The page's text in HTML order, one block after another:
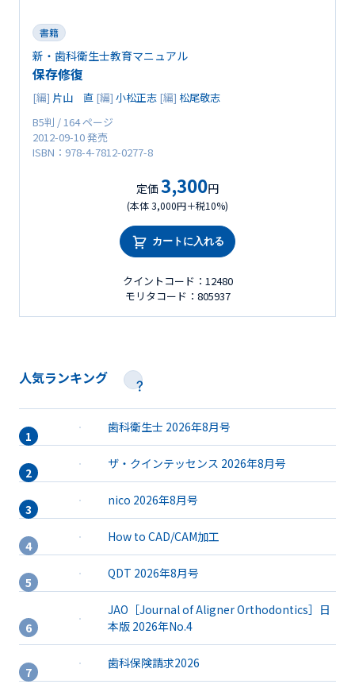
書籍
新・歯科衛生士教育マニュアル
保存修復
[編] 片山 直 [編] 小松正志 [編] 松尾敬志
B5判 / 164 ページ
2012-09-10 発売
ISBN：978-4-7812-0277-8
定価 3,300円
(本体 3,000円＋税10%)
カートに入れる
クイントコード：12480
モリタコード：805937
人気ランキング
歯科衛生士 2026年8月号
ザ・クインテッセンス 2026年8月号
nico 2026年8月号
How to CAD/CAM加工
QDT 2026年8月号
JAO［Journal of Aligner Orthodontics］日
本版 2026年No.4
歯科保険請求2026